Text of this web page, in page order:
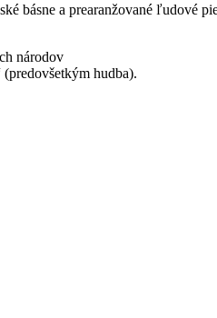
básne a prearanžované ľudové
národov
hudba).